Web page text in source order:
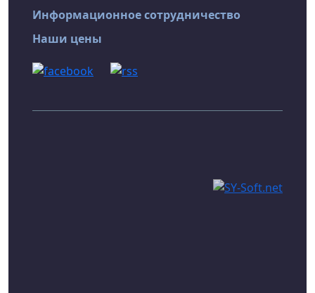
Информационное сотрудничество
Наши цены